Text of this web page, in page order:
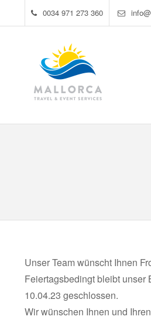
0034 971 273 360
Unser Team wünscht Ihnen
Feiertagsbedingt bleibt unser
10.04.23 geschlossen.
Wir wünschen Ihnen und